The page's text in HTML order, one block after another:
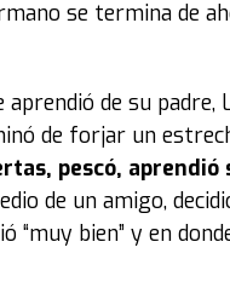
se termina de
de su
de forjar un
pescó,
de un amigo,
“muy bien” y en